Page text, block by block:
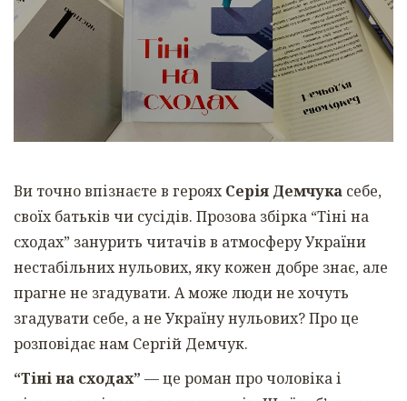
Ви точно впізнаєте в героях Серія Демчука себе,
своїх батьків чи сусідів. Прозова збірка “Тіні на
сходах” занурить читачів в атмосферу України
нестабільних нульових, яку кожен добре знає, але
прагне не згадувати. А може люди не хочуть
згадувати себе, а не Україну нульових? Про це
розповідає нам Сергій Демчук.
“Тіні на сходах” — це роман про чоловіка і